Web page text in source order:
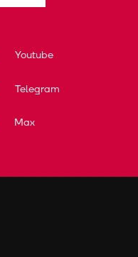
Youtube
Telegram
Max